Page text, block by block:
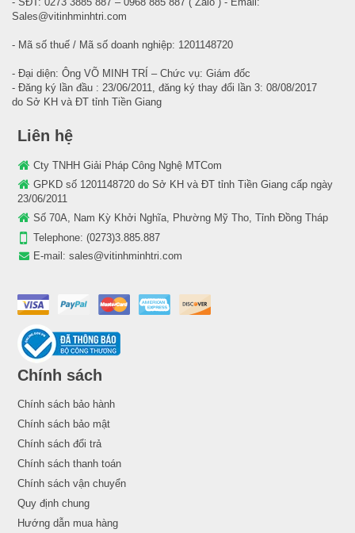
Sales@vitinhminhtri.com
- Mã số thuế / Mã số doanh nghiệp: 1201148720
- Đại diện: Ông VÕ MINH TRÍ – Chức vụ: Giám đốc
- Đăng ký lần đầu : 23/06/2011, đăng ký thay đổi lần 3: 08/08/2017
do Sở KH và ĐT tỉnh Tiền Giang
Liên hệ
Cty TNHH Giải Pháp Công Nghệ MTCom
GPKD số 1201148720 do Sở KH và ĐT tỉnh Tiền Giang cấp ngày
23/06/2011
Số 70A, Nam Kỳ Khởi Nghĩa, Phường Mỹ Tho, Tỉnh Đồng Tháp
Telephone: (0273)3.885.887
E-mail: sales@vitinhminhtri.com
Chính sách
Chính sách bảo hành
Chính sách bảo mật
Chính sách đổi trả
Chính sách thanh toán
Chính sách vận chuyển
Quy định chung
Hướng dẫn mua hàng